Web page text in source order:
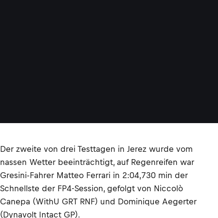
Der zweite von drei Testtagen in Jerez wurde vom
nassen Wetter beeinträchtigt, auf Regenreifen war
Gresini-Fahrer Matteo Ferrari in 2:04,730 min der
Schnellste der FP4-Session, gefolgt von Niccolò
Canepa (WithU GRT RNF) und Dominique Aegerter
(Dynavolt Intact GP).